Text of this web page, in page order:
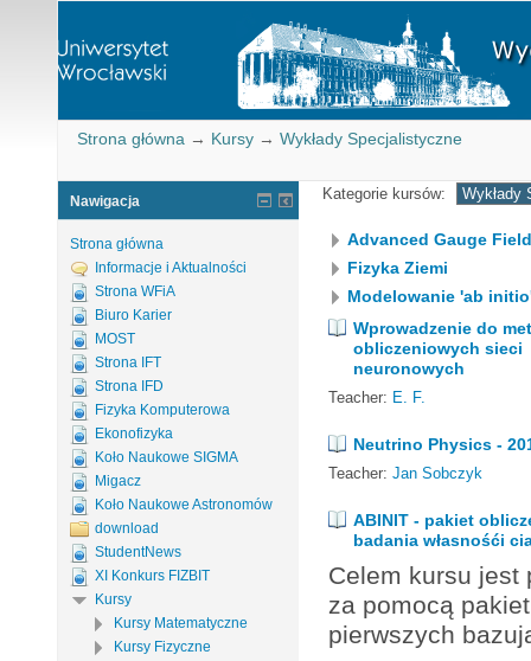
Strona główna → Kursy → Wykłady Specjalistyczne
Kategorie kursów:
Advanced Gauge
Fizyka Ziemi
Modelowanie 'ab
Wprowadzenie do
obliczeniowych sieci
neuronowych
Teacher: E. F.
Neutrino Physics -
Teacher: Jan Sobczyk
ABINIT - pakiet
badania własnośći
Celem kursu jest
za pomocą
pierwszych
Nawigacja
Strona główna
Informacje i Aktualności
Strona WFiA
Biuro Karier
MOST
Strona IFT
Strona IFD
Fizyka Komputerowa
Ekonofizyka
Koło Naukowe SIGMA
Migacz
Koło Naukowe Astronomów
download
StudentNews
XI Konkurs FIZBIT
Kursy
Kursy Matematyczne
Kursy Fizyczne